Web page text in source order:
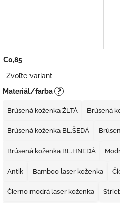
€0,85
cena:
Zvoľte variant
Materiál/farba ?
Brúsená koženka ŽLTÁ Brúsená
Brúsená koženka BL.ŠEDÁ
Brúsená koženka BL.HNEDÁ
Antik Bamboo laser koženka
Čierno modrá laser koženka